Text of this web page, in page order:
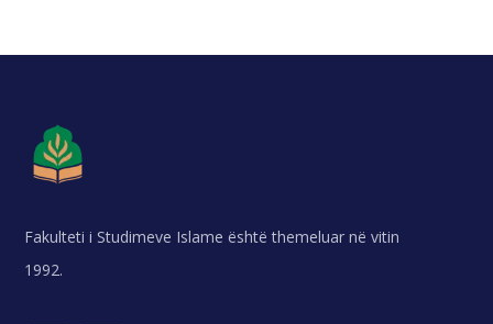
Fakulteti i Studimeve Islame është themeluar në vitin
1992.